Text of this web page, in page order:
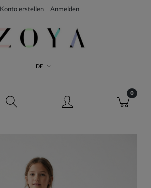
Konto erstellen Anmelden
DE